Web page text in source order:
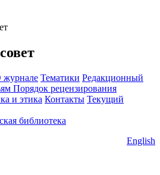
журнале Тематики Редакционный
Порядок рецензирования
и этика Контакты Текущий
English